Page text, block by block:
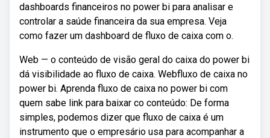
dashboards financeiros no power bi para analisar e
controlar a saúde financeira da sua empresa. Veja
como fazer um dashboard de fluxo de caixa com o.
Web — o conteúdo de visão geral do caixa do power bi
dá visibilidade ao fluxo de caixa. Webfluxo de caixa no
power bi. Aprenda fluxo de caixa no power bi com
quem sabe link para baixar co conteúdo: De forma
simples, podemos dizer que fluxo de caixa é um
instrumento que o empresário usa para acompanhar a